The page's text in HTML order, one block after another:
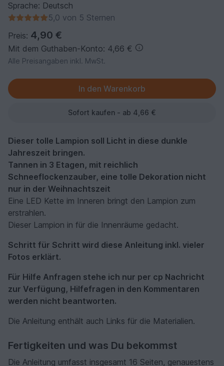
Sprache: Deutsch
5,0 von 5 Sternen
Preis: 4,90 €
Mit dem Guthaben-Konto: 4,66 €
Alle Preisangaben inkl. MwSt.
Sofort kaufen - ab 4,66 €
Dieser tolle Lampion soll Licht in diese dunkle
Jahreszeit bringen.
Tannen in 3 Etagen, mit reichlich
Schneeflockenzauber, eine tolle Dekoration nicht
nur in der Weihnachtszeit
Eine LED Kette im Inneren bringt den Lampion zum
erstrahlen.
Dieser Lampion in für die Innenräume gedacht.
Schritt für Schritt wird diese Anleitung inkl. vieler
Fotos erklärt.
Für Hilfe Anfragen stehe ich nur per cp Nachricht
zur Verfügung, Hilfefragen in den Kommentaren
werden nicht beantworten.
Die Anleitung enthält auch Links für die Materialien.
Fertigkeiten und was Du bekommst
Die Anleitung umfasst insgesamt 16 Seiten, genauestens